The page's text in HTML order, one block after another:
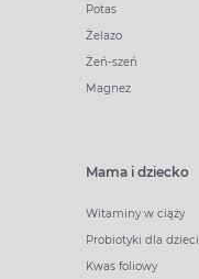
Potas
Żelazo
Żeń-szeń
Magnez
Mama i dziecko
Witaminy w ciąży
Probiotyki dla dzieci
Kwas foliowy